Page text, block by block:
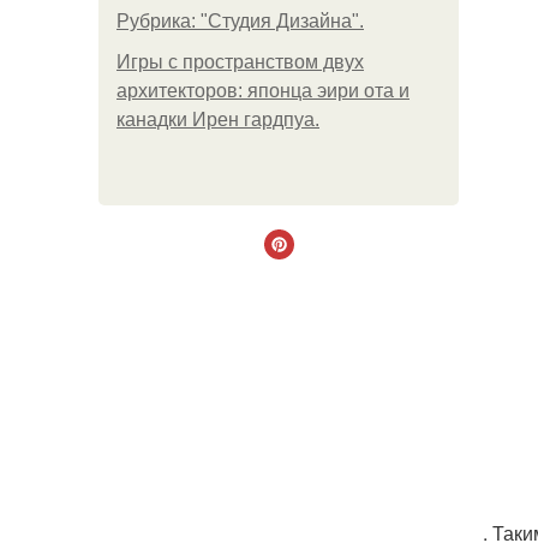
Рубрика: "Студия Дизайна".
Игры с пространством двух
архитекторов: японца эири ота и
канадки Ирен гардпуа.
.